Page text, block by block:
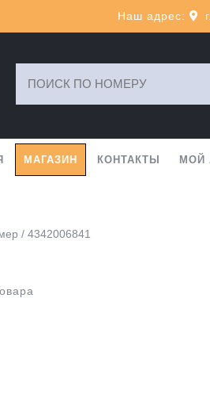
Наш адрес:
МАГАЗИН КОНТАКТЫ МОЙ
/ 4342006841